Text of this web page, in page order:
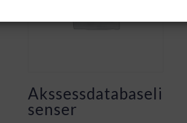
Akssessdatabaseli
senser